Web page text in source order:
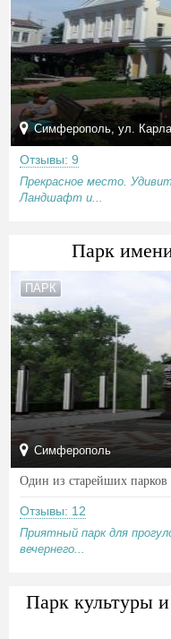
Симферополь, ул.
Отзывы: 9
Прекрасное место.
Ландшафт и...
Парк
ПАРК
Симферополь
Один из старейших
Отзывы: 12
Приятный парк для
вечернего...
Парк культуры